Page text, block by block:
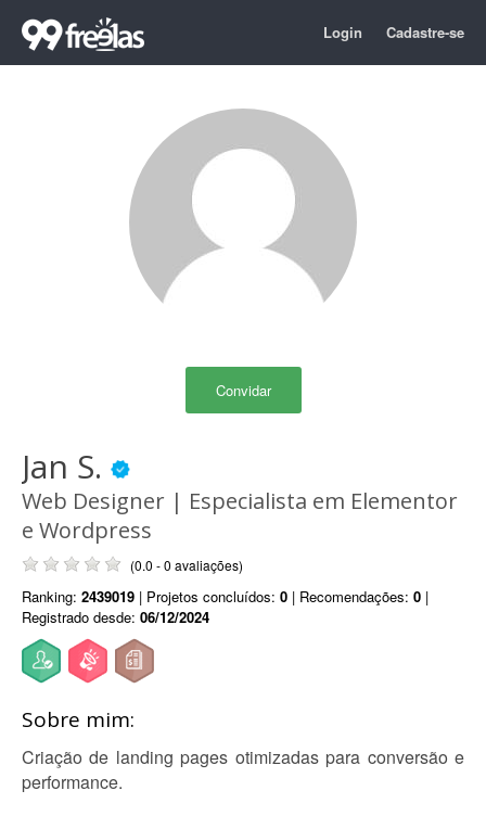
Login Cadastre-se
Convidar
Jan S.
Web Designer | Especialista em Elementor
e Wordpress
(0.0 - 0 avaliações)
Ranking: 2439019 | Projetos concluídos: 0 | Recomendações: 0 |
Registrado desde: 06/12/2024
Sobre mim:
Criação de landing pages otimizadas para conversão e
performance.